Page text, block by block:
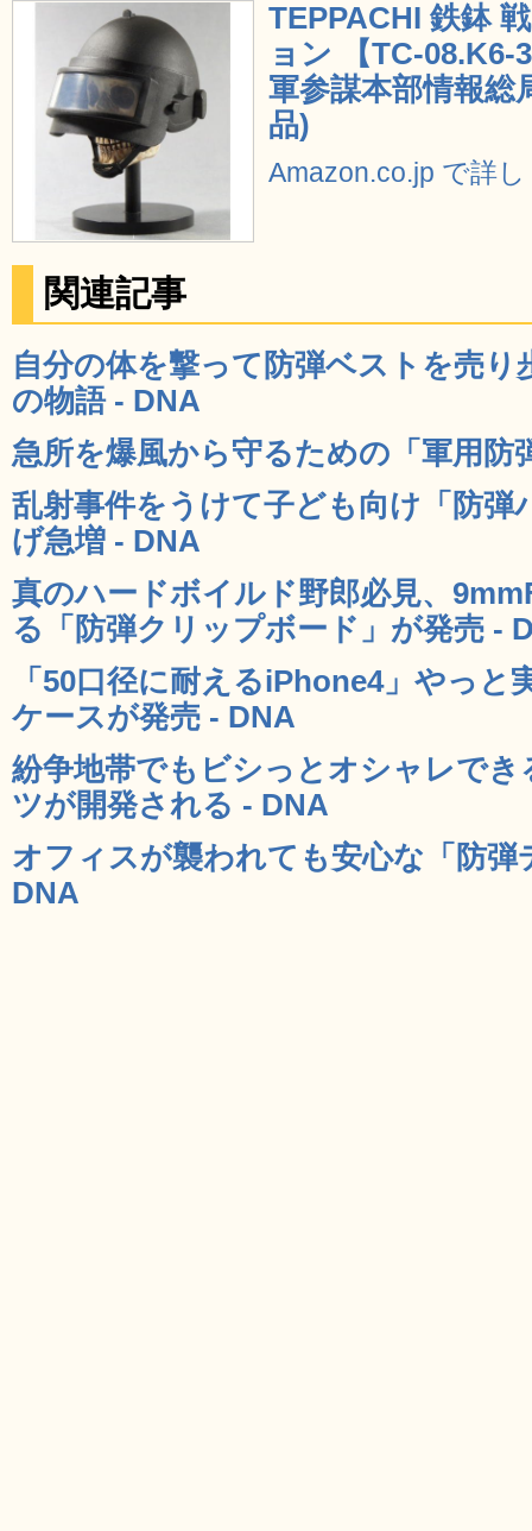
TEPPACHI 鉄鉢
ョン 【TC-
軍参謀本部情報総
品)
Amazon.co.jp で詳
関連記事
自分の体を撃って防弾ベストを売
の物語 - DNA
急所を爆風から守るための「軍用防
乱射事件をうけて子ども向け「防弾
げ急増 - DNA
真のハードボイルド野郎必見、
る「防弾クリップボード」が発売 -
「50口径に耐えるiPhone4」やっと
ケースが発売 - DNA
紛争地帯でもビシっとオシャレで
ツが開発される - DNA
オフィスが襲われても安心な「防
DNA